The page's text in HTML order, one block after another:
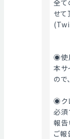
全て
せて
◉使
本サ
ので
◉ク
必須
報告
ご